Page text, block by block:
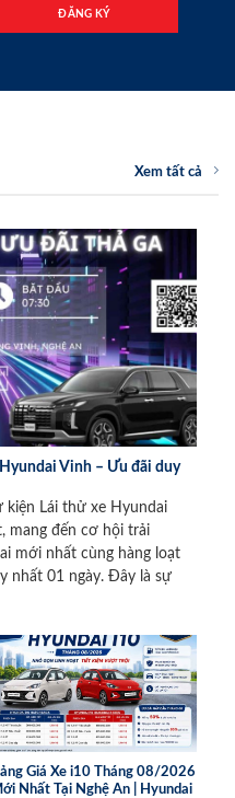
Xem tất cả
Vinh – Ưu đãi duy
Lái thử xe Hyundai
mang đến cơ hội trải
mới nhất cùng hàng loạt
nhất 01 ngày. Đây là sự
Giá Xe i10 Tháng 08/2026
Nhất Tại Nghệ An | Hyundai